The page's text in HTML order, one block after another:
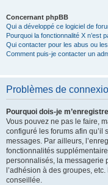
Concernant phpBB
Qui a développé ce logiciel de
Pourquoi la fonctionnalité X n’est
Qui contacter pour les abus ou
Comment puis-je contacter un
Problèmes de
Pourquoi dois-je
Vous pouvez ne pas le faire,
configuré les forums afin qu’il
messages. Par ailleurs,
fonctionnalités
personnalisés, la messagerie
l’adhésion à des groupes,
conseillée.